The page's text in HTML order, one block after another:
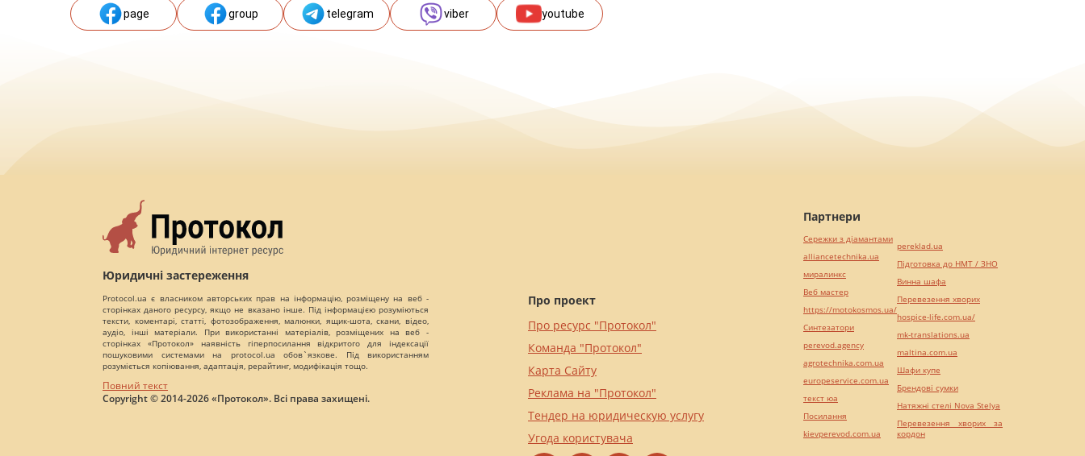
page group telegram viber youtube
Юридичні застереження
Protocol.ua є власником авторських прав на інформацію, розміщену на веб -
сторінках даного ресурсу, якщо не вказано інше. Під інформацією розуміються
тексти, коментарі, статті, фотозображення, малюнки, ящик-шота, скани, відео,
аудіо, інші матеріали. При використанні матеріалів, розміщених на веб -
сторінках «Протокол» наявність гіперпосилання відкритого для індексації
пошуковими системами на protocol.ua обов`язкове. Під використанням
розуміється копіювання, адаптація, рерайтинг, модифікація тощо.
Повний текст
Copyright © 2014-2026 «Протокол». Всі права захищені.
Про проект
Про ресурс "Протокол"
Команда "Протокол"
Карта Сайту
Реклама на "Протокол"
Тендер на юридическую услугу
Угода користувача
Партнери
Сережки з діамантами
alliancetechnika.ua
миралинкс
Веб мастер
https://motokosmos.ua/
Синтезатори
perevod.agency
agrotechnika.com.ua
europeservice.com.ua
текст юа
Посилання
kievperevod.com.ua
pereklad.ua
Підготовка до НМТ / ЗНО
Винна шафа
Перевезення хворих
hospice-life.com.ua/
mk-translations.ua
maltina.com.ua
Шафи купе
Брендові сумки
Натяжні стелі Nova Stelya
Перевезення хворих за
кордон